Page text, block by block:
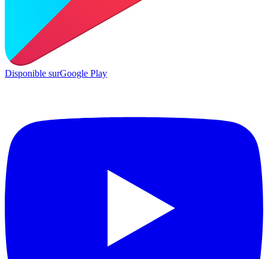
Disponible surGoogle Play